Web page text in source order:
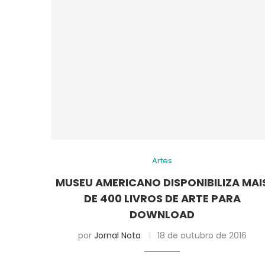
Artes
MUSEU AMERICANO DISPONIBILIZA
DE 400 LIVROS DE ARTE PARA
DOWNLOAD
por Jornal Nota 18 de outubro de 2016